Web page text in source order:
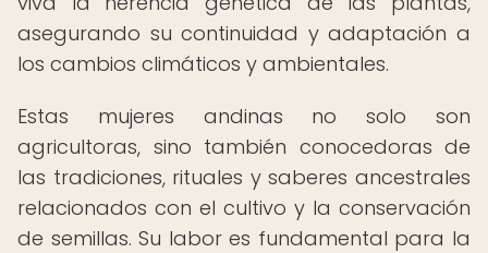
asegurando su continuidad y adaptación a
los cambios climáticos y ambientales.
Estas mujeres andinas no solo son
agricultoras, sino también conocedoras de
las tradiciones, rituales y saberes ancestrales
relacionados con el cultivo y la conservación
de semillas. Su labor es fundamental para la